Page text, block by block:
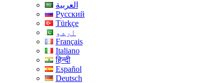
العربية
Русский
Türkçe
اردو
Français
Italiano
हिन्दी
Español
Deutsch